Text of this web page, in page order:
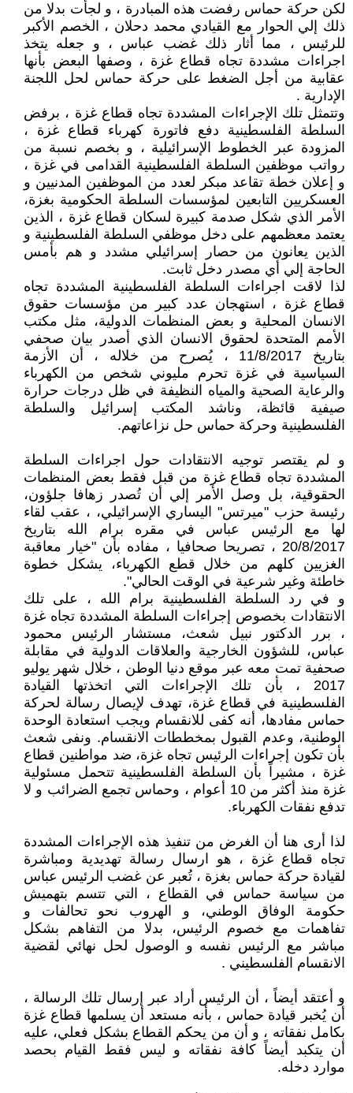
لكن حركة حماس رفضت هذه المبادرة ، و لجأت بدلا من
ذلك إلي الحوار مع القيادي محمد دحلان ، الخصم الأكبر
للرئيس ، مما أثار ذلك غضب عباس ، و جعله يتخذ
اجراءات مشددة تجاه قطاع غزة ، وصفها البعض بأنها
عقابية من أجل الضغط على حركة حماس لحل اللجنة
الإدارية .
وتتمثل تلك الإجراءات المشددة تجاه قطاع غزة ، برفض
السلطة الفلسطينية دفع فاتورة كهرباء قطاع غزة ،
المزودة عبر الخطوط الإسرائيلية ، و بخصم نسبة من
رواتب موظفين السلطة الفلسطينية القدامى في غزة ،
و إعلان خطة تقاعد مبكر لعدد من الموظفين المدنيين و
العسكريين التابعين لمؤسسات السلطة الحكومية بغزة،
الأمر الذي شكل صدمة كبيرة لسكان قطاع غزة ، الذين
يعتمد معظمهم على دخل موظفي السلطة الفلسطينية و
الذين يعانون من حصار إسرائيلي مشدد و هم بأمس
الحاجة إلي أي مصدر دخل ثابت.
لذا لاقت اجراءات السلطة الفلسطينية المشددة تجاه
قطاع غزة ، استهجان عدد كبير من مؤسسات حقوق
الانسان المحلية و بعض المنظمات الدولية، مثل مكتب
الأمم المتحدة لحقوق الانسان الذي أصدر بيان صحفي
بتاريخ 11/8/2017 ، يُصرح من خلاله ، أن الأزمة
السياسية في غزة تحرم مليوني شخص من الكهرباء
والرعاية الصحية والمياه النظيفة في ظل درجات حرارة
صيفية قائظة، وناشد المكتب إسرائيل والسلطة
الفلسطينية وحركة حماس حل نزاعاتهم.
و لم يقتصر توجيه الانتقادات حول اجراءات السلطة
المشددة تجاه قطاع غزة من قبل فقط بعض المنظمات
الحقوقية، بل وصل الأمر إلي أن تُصدر زهافا جلؤون،
رئيسة حزب "ميرتس" اليساري الإسرائيلي، ، عقب لقاء
لها مع الرئيس عباس في مقره برام الله بتاريخ
20/8/2017 ، تصريحا صحافيا ، مفاده بأن "خيار معاقبة
الغزيين كلهم من خلال قطع الكهرباء، يشكل خطوة
خاطئة وغير شرعية في الوقت الحالي".
و في رد السلطة الفلسطينية برام الله ، على تلك
الانتقادات بخصوص إجراءات السلطة المشددة تجاه غزة
، برر الدكتور نبيل شعث، مستشار الرئيس محمود
عباس، للشؤون الخارجية والعلاقات الدولية في مقابلة
صحفية تمت معه عبر موقع دنيا الوطن ، خلال شهر يوليو
2017 ، بأن تلك الإجراءات التي اتخذتها القيادة
الفلسطينية في قطاع غزة، تهدف لإيصال رسالة لحركة
حماس مفادها، أنه كفى للانقسام ويجب استعادة الوحدة
الوطنية، وعدم القبول بمخططات الانقسام. ونفى شعث
بأن تكون إجراءات الرئيس تجاه غزة، ضد مواطنين قطاع
غزة ، مشيراً بأن السلطة الفلسطينية تتحمل مسئولية
غزة منذ أكثر من 10 أعوام ، وحماس تجمع الضرائب و لا
تدفع نفقات الكهرباء.
لذا أرى هنا أن الغرض من تنفيذ هذه الإجراءات المشددة
تجاه قطاع غزة ، هو ارسال رسالة تهديدية ومباشرة
لقيادة حركة حماس بغزة ، تُعبر عن غضب الرئيس عباس
من سياسة حماس في القطاع ، التي تتسم بتهميش
حكومة الوفاق الوطني، و الهروب نحو تحالفات و
تفاهمات مع خصوم الرئيس، بدلا من التفاهم بشكل
مباشر مع الرئيس نفسه و الوصول لحل نهائي لقضية
الانقسام الفلسطيني .
و أعتقد أيضاً ، أن الرئيس أراد عبر إرسال تلك الرسالة ،
أن يُخبر قيادة حماس ، بأنه مستعد أن يسلمها قطاع غزة
بكامل نفقاته ، و أن من يحكم القطاع بشكل فعلي، عليه
أن يتكبد أيضاً كافة نفقاته و ليس فقط القيام بحصد
موارد دخله.